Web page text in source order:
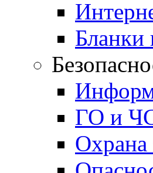
Бланки
ГО и
Охрана